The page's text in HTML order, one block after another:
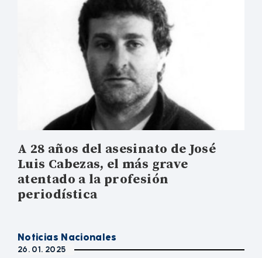
A 28 años del asesinato de José
Luis Cabezas, el más grave
atentado a la profesión
periodística
Noticias Nacionales
26. 01. 2025